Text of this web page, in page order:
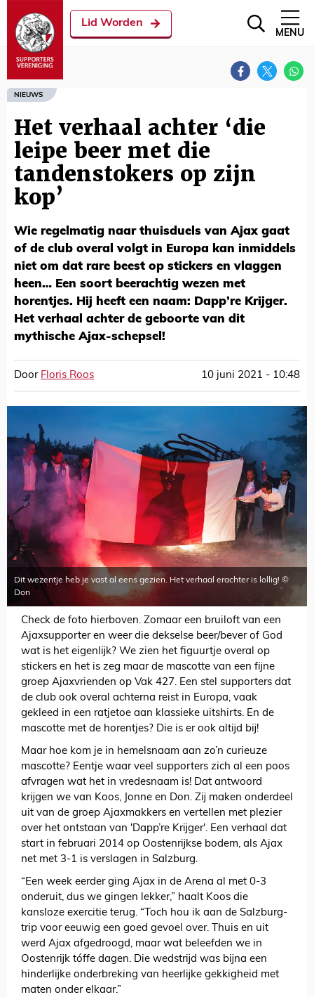
Lid Worden
MENU
NIEUWS
Het verhaal achter ‘die
leipe beer met die
tandenstokers op zijn
kop’
Wie regelmatig naar thuisduels van Ajax gaat
of de club overal volgt in Europa kan inmiddels
niet om dat rare beest op stickers en vlaggen
heen… Een soort beerachtig wezen met
horentjes. Hij heeft een naam: Dapp’re Krijger.
Het verhaal achter de geboorte van dit
mythische Ajax-schepsel!
Door Floris Roos 10 juni 2021 - 10:48
Dit wezentje heb je vast al eens gezien. Het verhaal erachter is lollig! ©
Don
Check de foto hierboven. Zomaar een bruiloft van een
Ajaxsupporter en weer die dekselse beer/bever of God
wat is het eigenlijk? We zien het figuurtje overal op
stickers en het is zeg maar de mascotte van een fijne
groep Ajaxvrienden op Vak 427. Een stel supporters dat
de club ook overal achterna reist in Europa, vaak
gekleed in een ratjetoe aan klassieke uitshirts. En de
mascotte met de horentjes? Die is er ook altijd bij!
Maar hoe kom je in hemelsnaam aan zo’n curieuze
mascotte? Eentje waar veel supporters zich al een poos
afvragen wat het in vredesnaam is! Dat antwoord
krijgen we van Koos, Jonne en Don. Zij maken onderdeel
uit van de groep Ajaxmakkers en vertellen met plezier
over het ontstaan van 'Dapp’re Krijger'. Een verhaal dat
start in februari 2014 op Oostenrijkse bodem, als Ajax
net met 3-1 is verslagen in Salzburg.
“Een week eerder ging Ajax in de Arena al met 0-3
onderuit, dus we gingen lekker,” haalt Koos die
kansloze exercitie terug. “Toch hou ik aan de Salzburg-
trip voor eeuwig een goed gevoel over. Thuis en uit
werd Ajax afgedroogd, maar wat beleefden we in
Oostenrijk tóffe dagen. Die wedstrijd was bijna een
hinderlijke onderbreking van heerlijke gekkigheid met
maten onder elkaar.”